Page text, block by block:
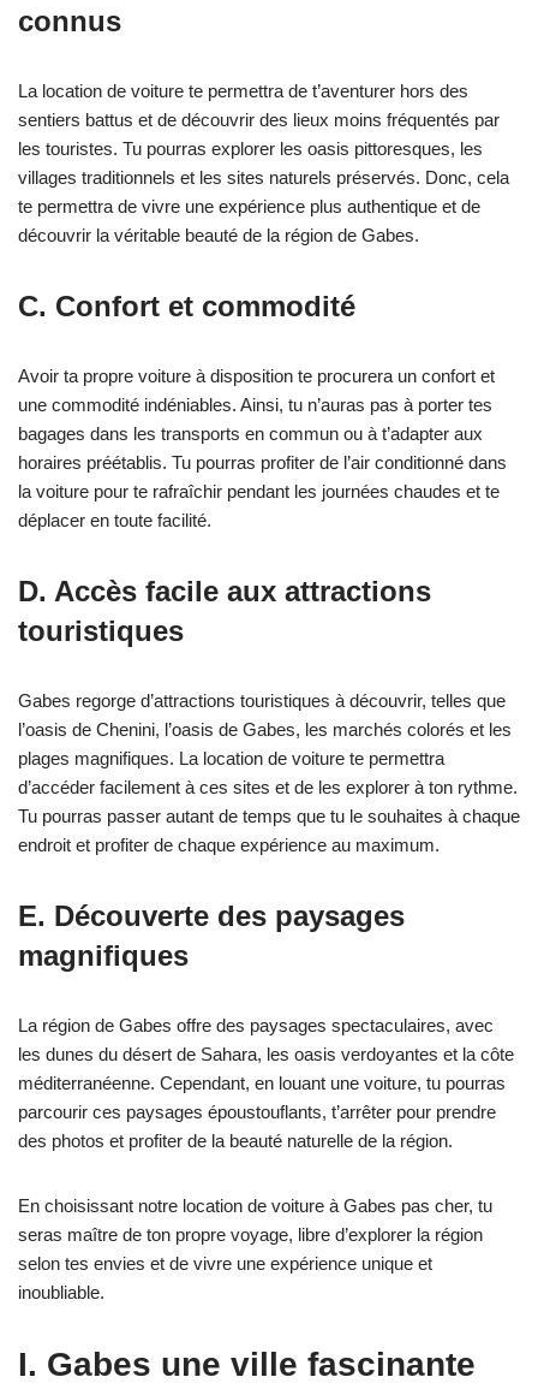
connus
La location de voiture te permettra de t’aventurer hors des
sentiers battus et de découvrir des lieux moins fréquentés par
les touristes. Tu pourras explorer les oasis pittoresques, les
villages traditionnels et les sites naturels préservés. Donc, cela
te permettra de vivre une expérience plus authentique et de
découvrir la véritable beauté de la région de Gabes.
C. Confort et commodité
Avoir ta propre voiture à disposition te procurera un confort et
une commodité indéniables. Ainsi, tu n’auras pas à porter tes
bagages dans les transports en commun ou à t’adapter aux
horaires préétablis. Tu pourras profiter de l’air conditionné dans
la voiture pour te rafraîchir pendant les journées chaudes et te
déplacer en toute facilité.
D. Accès facile aux attractions
touristiques
Gabes regorge d’attractions touristiques à découvrir, telles que
l’oasis de Chenini, l’oasis de Gabes, les marchés colorés et les
plages magnifiques. La location de voiture te permettra
d’accéder facilement à ces sites et de les explorer à ton rythme.
Tu pourras passer autant de temps que tu le souhaites à chaque
endroit et profiter de chaque expérience au maximum.
E. Découverte des paysages
magnifiques
La région de Gabes offre des paysages spectaculaires, avec
les dunes du désert de Sahara, les oasis verdoyantes et la côte
méditerranéenne. Cependant, en louant une voiture, tu pourras
parcourir ces paysages époustouflants, t’arrêter pour prendre
des photos et profiter de la beauté naturelle de la région.
En choisissant notre location de voiture à Gabes pas cher, tu
seras maître de ton propre voyage, libre d’explorer la région
selon tes envies et de vivre une expérience unique et
inoubliable.
I. Gabes une ville fascinante